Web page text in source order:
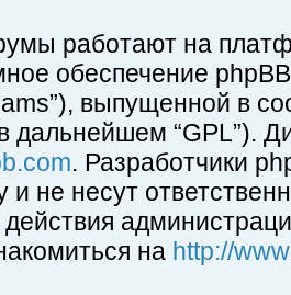
работают на
обеспечение
выпущенной в
дальнейшем “GPL”).
. Разработчики
и не несут
на http://